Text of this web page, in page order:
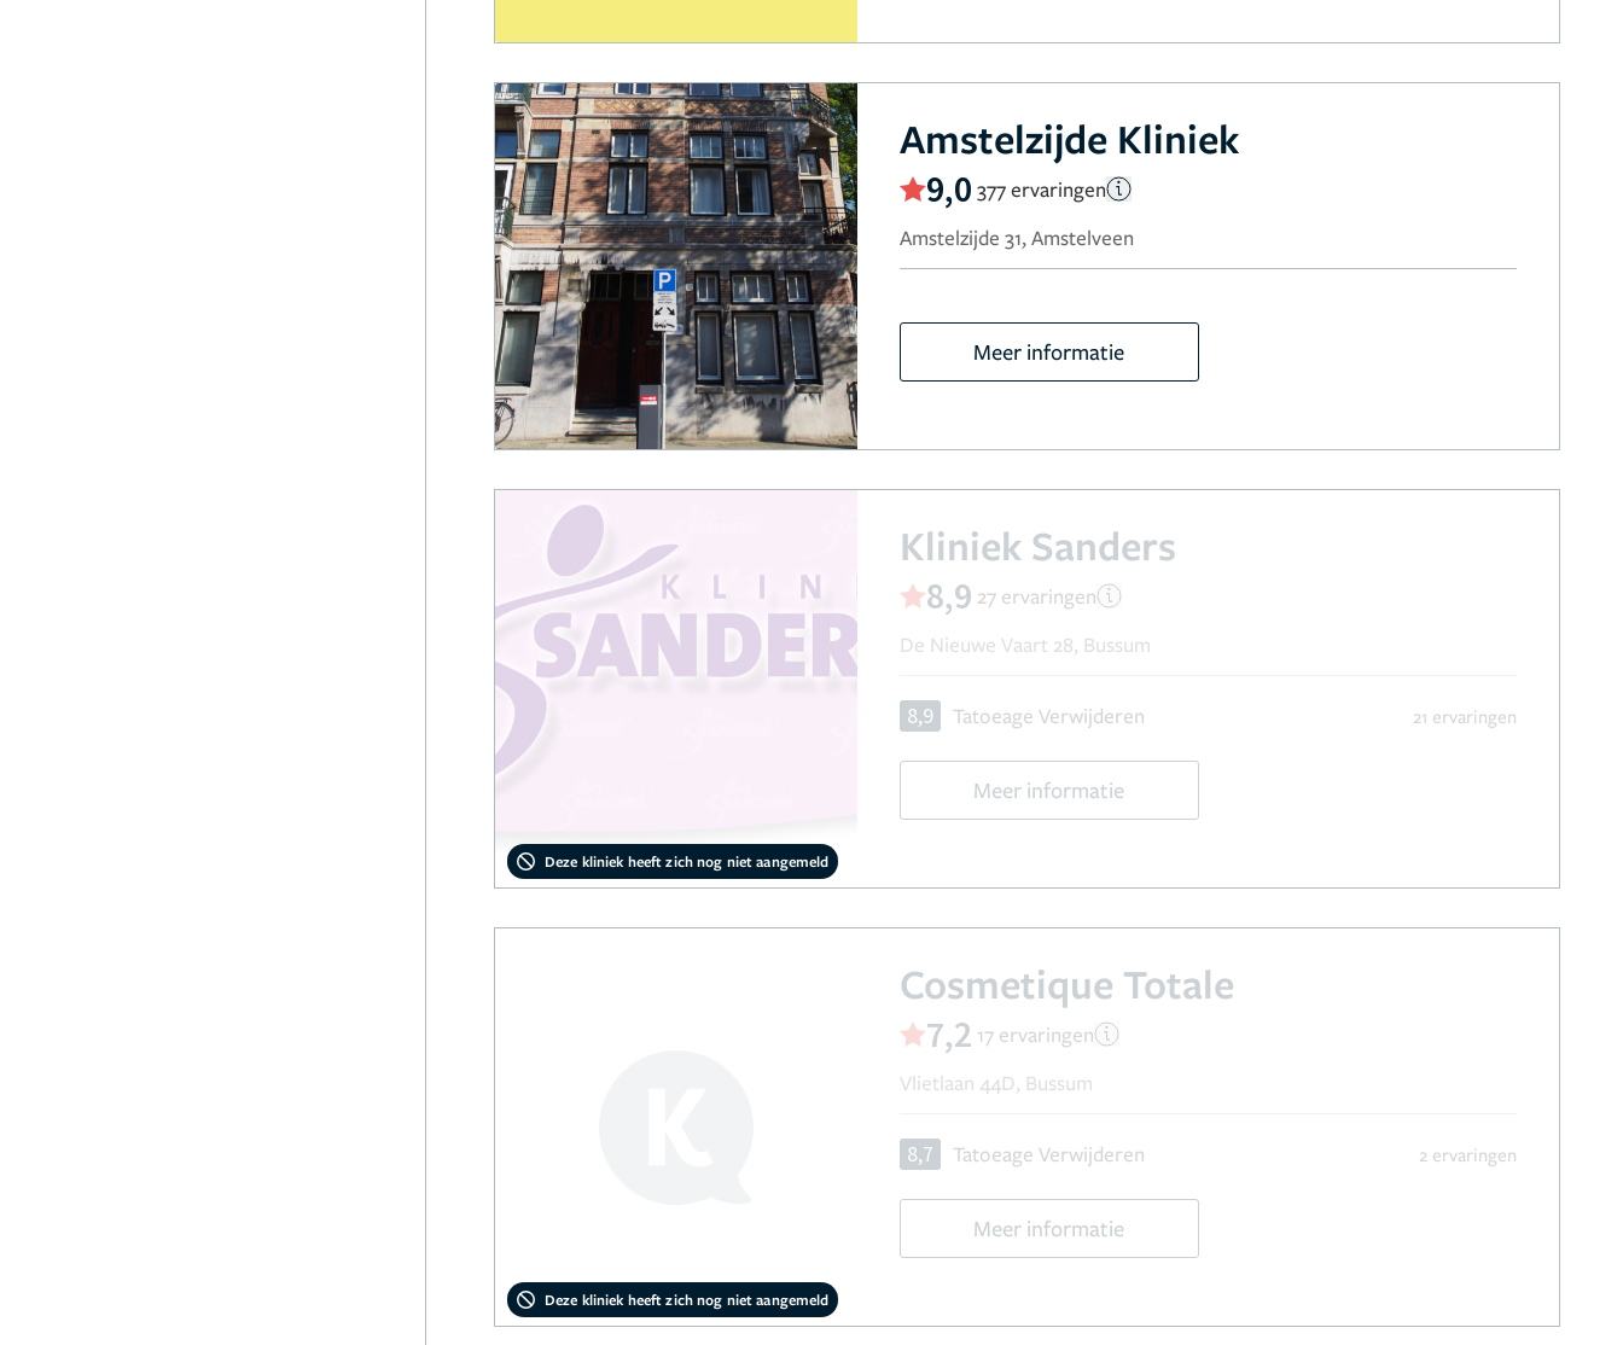
Amstelzijde Kliniek
9,0 377 ervaringen
Amstelzijde 31, Amstelveen
Meer informatie
Deze kliniek heeft zich nog niet aangemeld
Kliniek Sanders
8,9 27 ervaringen
De Nieuwe Vaart 28, Bussum
8,9 Tatoeage Verwijderen 21 ervaringen
Meer informatie
Deze kliniek heeft zich nog niet aangemeld
Cosmetique Totale
7,2 17 ervaringen
Vlietlaan 44D, Bussum
8,7 Tatoeage Verwijderen 2 ervaringen
Meer informatie